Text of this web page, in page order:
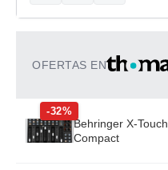
OFERTAS EN
-32%
Behringer X-Touch
Compact